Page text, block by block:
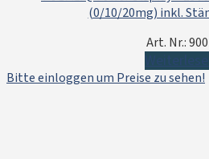
(0/10/20mg) inkl.
Art. Nr.:
Bitte einloggen um Preise zu sehen!